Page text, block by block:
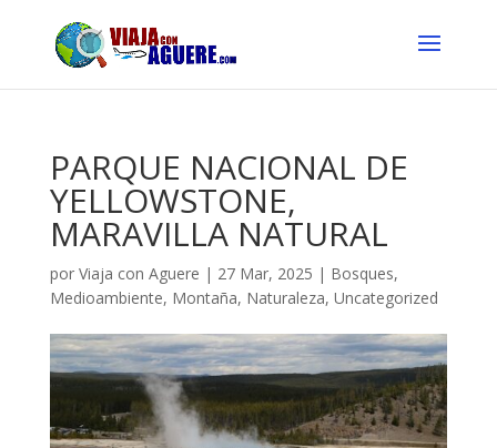
PARQUE NACIONAL DE
YELLOWSTONE,
MARAVILLA NATURAL
por Viaja con Aguere | 27 Mar, 2025 | Bosques,
Medioambiente, Montaña, Naturaleza, Uncategorized